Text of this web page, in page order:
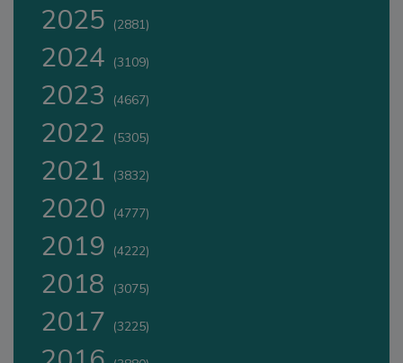
2025 (2881)
2024 (3109)
2023 (4667)
2022 (5305)
2021 (3832)
2020 (4777)
2019 (4222)
2018 (3075)
2017 (3225)